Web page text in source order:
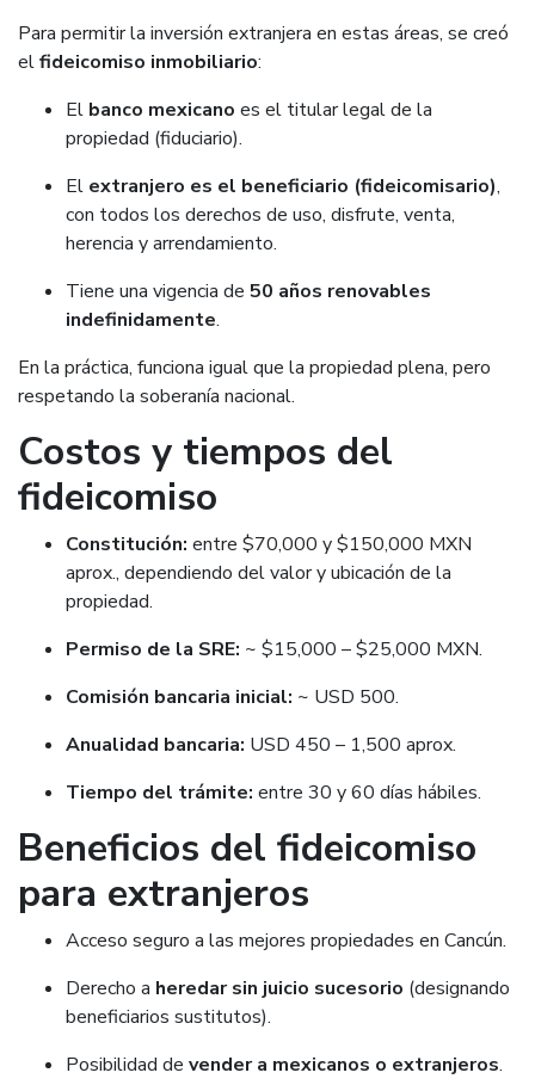
Para permitir la inversión extranjera en estas áreas, se creó
elfideicomiso inmobiliario:
El banco mexicano es el titular legal de la
propiedad (fiduciario).
El extranjero es el beneficiario (fideicomisario),
con todos los derechos de uso, disfrute, venta,
herencia y arrendamiento.
Tiene una vigencia de 50 años renovables
indefinidamente.
En la práctica, funciona igual que la propiedad plena, pero
respetando la soberanía nacional.
Costos y tiempos del
fideicomiso
Constitución: entre $70,000 y $150,000 MXN
aprox., dependiendo del valor y ubicación de la
propiedad.
Permiso de la SRE: ~ $15,000 – $25,000 MXN.
Comisión bancaria inicial: ~ USD 500.
Anualidad bancaria: USD 450 – 1,500 aprox.
Tiempo del trámite: entre 30 y 60 días hábiles.
Beneficios del fideicomiso
para extranjeros
Acceso seguro a las mejores propiedades en Cancún.
Derecho a heredar sin juicio sucesorio (designando
beneficiarios sustitutos).
Posibilidad de vender a mexicanos o extranjeros.